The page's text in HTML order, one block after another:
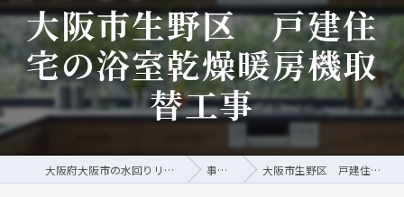
大阪市生野区 戸建住
宅の浴室乾燥暖房機取
替工事
大阪府大阪市の水回りリフォームなら株式会社トーシン 事例/ブログ 大阪市生野区 戸建住宅の浴室乾燥暖房機取替工事